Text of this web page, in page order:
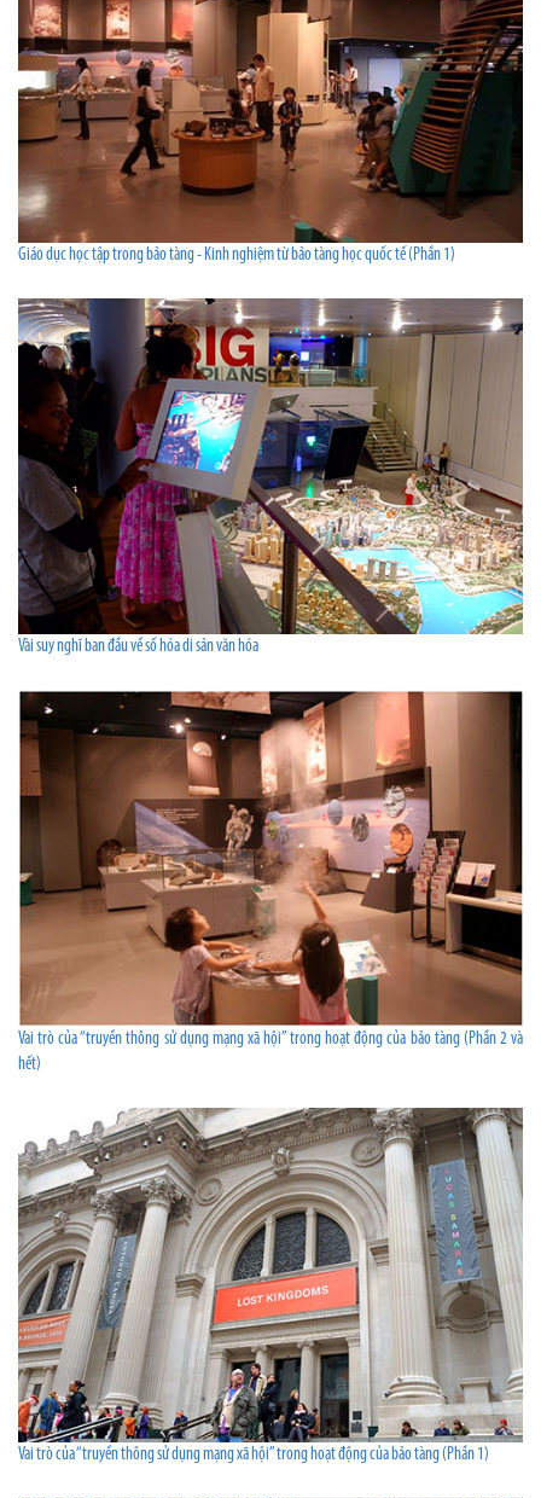
Giáo dục học tập trong bảo tàng - Kinh nghiệm từ bảo tàng học quốc tế (Phần 1)
Vài suy nghĩ ban đầu về số hóa di sản văn hóa
Vai trò của “truyền thông sử dụng mạng xã hội” trong hoạt động của bảo tàng (Phần 2 và
hết)
Vai trò của “truyền thông sử dụng mạng xã hội” trong hoạt động của bảo tàng (Phần 1)